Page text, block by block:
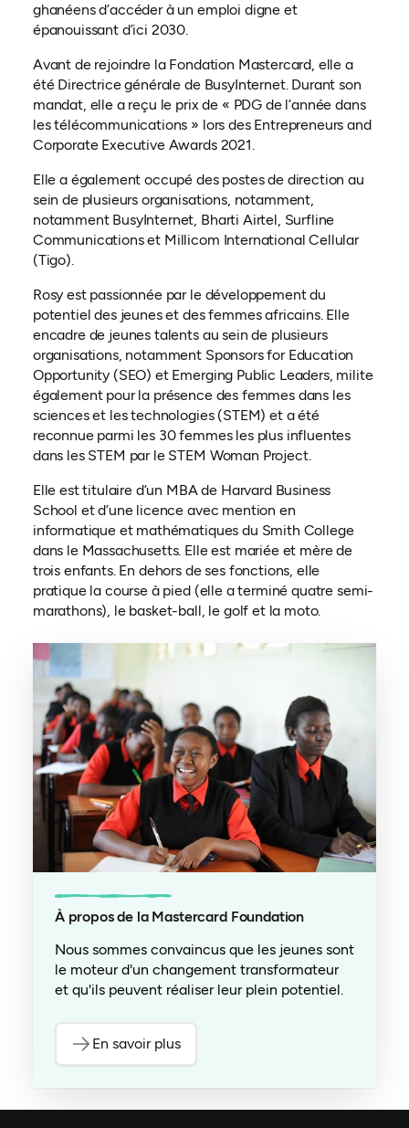
ghanéens d’accéder à un emploi digne et
épanouissant d’ici 2030.
Avant de rejoindre la Fondation Mastercard, elle a
été Directrice générale de BusyInternet. Durant son
mandat, elle a reçu le prix de « PDG de l’année dans
les télécommunications » lors des Entrepreneurs and
Corporate Executive Awards 2021.
Elle a également occupé des postes de direction au
sein de plusieurs organisations, notamment,
notamment BusyInternet, Bharti Airtel, Surfline
Communications et Millicom International Cellular
(Tigo).
Rosy est passionnée par le développement du
potentiel des jeunes et des femmes africains. Elle
encadre de jeunes talents au sein de plusieurs
organisations, notamment Sponsors for Education
Opportunity (SEO) et Emerging Public Leaders, milite
également pour la présence des femmes dans les
sciences et les technologies (STEM) et a été
reconnue parmi les 30 femmes les plus influentes
dans les STEM par le STEM Woman Project.
Elle est titulaire d’un MBA de Harvard Business
School et d’une licence avec mention en
informatique et mathématiques du Smith College
dans le Massachusetts. Elle est mariée et mère de
trois enfants. En dehors de ses fonctions, elle
pratique la course à pied (elle a terminé quatre semi-
marathons), le basket-ball, le golf et la moto.
À propos de la Mastercard Foundation
Nous sommes convaincus que les jeunes sont
le moteur d'un changement transformateur
et qu'ils peuvent réaliser leur plein potentiel.
En savoir plus